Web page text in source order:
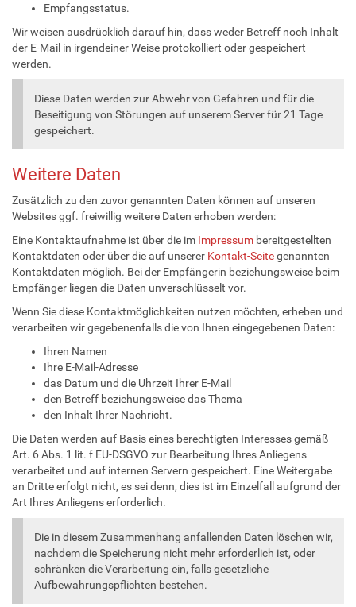
Empfangsstatus.
Wir weisen ausdrücklich darauf hin, dass weder Betreff noch Inhalt
der E-Mail in irgendeiner Weise protokolliert oder gespeichert
werden.
Diese Daten werden zur Abwehr von Gefahren und für die
Beseitigung von Störungen auf unserem Server für 21 Tage
gespeichert.
Weitere Daten
Zusätzlich zu den zuvor genannten Daten können auf unseren
Websites ggf. freiwillig weitere Daten erhoben werden:
Eine Kontaktaufnahme ist über die im Impressum bereitgestellten
Kontaktdaten oder über die auf unserer Kontakt-Seitegenannten
Kontaktdaten möglich. Bei der Empfängerin beziehungsweise beim
Empfänger liegen die Daten unverschlüsselt vor.
Wenn Sie diese Kontaktmöglichkeiten nutzen möchten, erheben und
verarbeiten wir gegebenenfalls die von Ihnen eingegebenen Daten:
Ihren Namen
Ihre E-Mail-Adresse
das Datum und die Uhrzeit Ihrer E-Mail
den Betreff beziehungsweise das Thema
den Inhalt Ihrer Nachricht.
Die Daten werden auf Basis eines berechtigten Interesses gemäß
Art. 6 Abs. 1 lit. f EU-DSGVO zur Bearbeitung Ihres Anliegens
verarbeitet und auf internen Servern gespeichert. Eine Weitergabe
an Dritte erfolgt nicht, es sei denn, dies ist im Einzelfall aufgrund der
Art Ihres Anliegens erforderlich.
Die in diesem Zusammenhang anfallenden Daten löschen wir,
nachdem die Speicherung nicht mehr erforderlich ist, oder
schränken die Verarbeitung ein, falls gesetzliche
Aufbewahrungspflichten bestehen.